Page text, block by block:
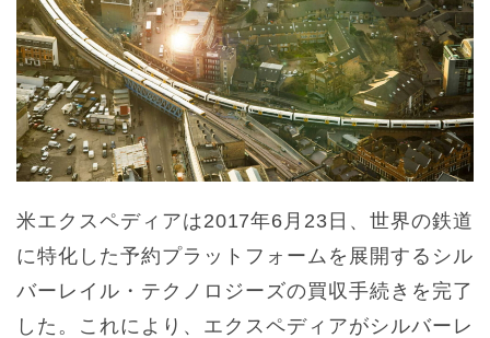
米エクスペディアは2017年6月23日、世界の鉄道
に特化した予約プラットフォームを展開するシル
バーレイル・テクノロジーズの買収手続きを完了
した。これにより、エクスペディアがシルバーレ